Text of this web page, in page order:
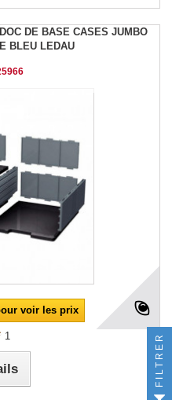
DE BASE CASES JUMBO
BLEU LEDAU
voir les prix
1 FILTRER